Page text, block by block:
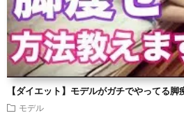
【ダイエット】モデルがガチでやってる脚
モデル